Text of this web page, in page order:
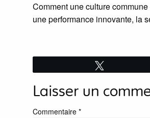
Comment une culture
une performance innovante, la
Laisser un
Commentaire *